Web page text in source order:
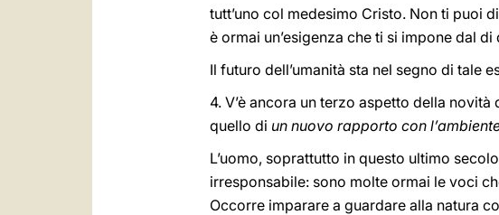
tutt’uno col medesimo Cristo. Non ti puoi
è ormai un’esigenza che ti si impone dal di
Il futuro dell’umanità sta nel segno di tale
4. V’è ancora un terzo aspetto della
quello di un nuovo rapporto con
L’uomo, soprattutto in questo ultimo
irresponsabile: sono molte ormai le voci
Occorre imparare a guardare alla natura